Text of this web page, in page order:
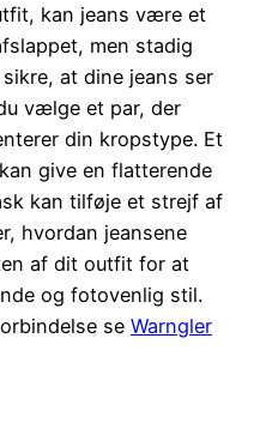
kan jeans være et
men stadig
at dine jeans ser
vælge et par, der
din kropstype. Et
give en flatterende
kan tilføje et strejf af
hvordan jeansene
af dit outfit for at
og fotovenlig stil.
se Warngler